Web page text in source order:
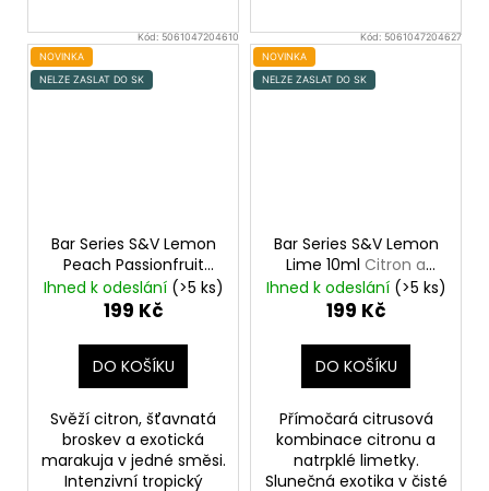
Kód:5061047204610
NOVINKA
NELZE ZASLAT DO SK
Bar Series S&V Lemon
Peach Passionfruit
10ml Citron, broskev a
marakuja
Ihned k odeslání (>5 ks)
199 Kč
DO KOŠÍKU
Svěží citron, šťavnatá
broskev a exotická
marakuja v jedné směsi.
Intenzivní tropický
Kód:5061047204627
NOVINKA
NELZE ZASLAT DO SK
Bar Series S&V Lemon
Lime 10ml Citron a
limetka
Ihned k odeslání (>5 ks)
199 Kč
DO KOŠÍKU
Přímočará citrusová
kombinace citronu a
natrpklé limetky.
Slunečná exotika v čisté